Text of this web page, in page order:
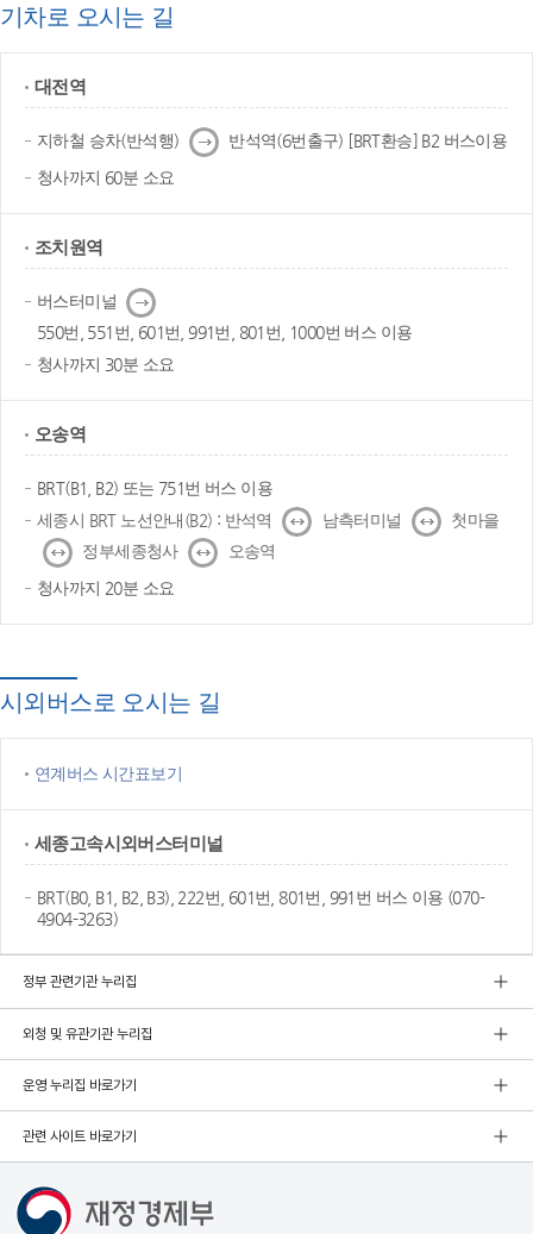
기차로 오시는 길
대전역
지하철 승차(반석행) 다
음
반석역(6번출구) [BRT환승] B2 버스이용
청사까지 60분 소요
조치원역
버스터미널 다
음
550번, 551번, 601번, 991번, 801번, 1000번 버스 이용
청사까지 30분 소요
오송역
BRT(B1, B2) 또는 751번 버스 이용
세종시 BRT 노선안내(B2) : 반석역
↔ 남측터미널 ↔
첫마을
↔
정부세종청사 ↔
오송역
청사까지 20분 소요
시외버스로 오시는 길
연계버스 시간표보기
세종고속시외버스터미널
BRT(B0, B1, B2, B3), 222번, 601번, 801번, 991번 버스 이용 (070-
4904-3263)
정부 관련기관 누리집
외청 및 유관기관 누리집
운영 누리집 바로가기
관련 사이트 바로가기